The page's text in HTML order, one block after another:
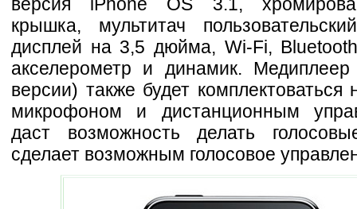
крышка, мультитач
дисплей на 3,5 дюйма, Wi-Fi,
акселерометр и динамик.
версии) также будет
микрофоном и дистанционным
даст возможность делать
сделает возможным голосовое